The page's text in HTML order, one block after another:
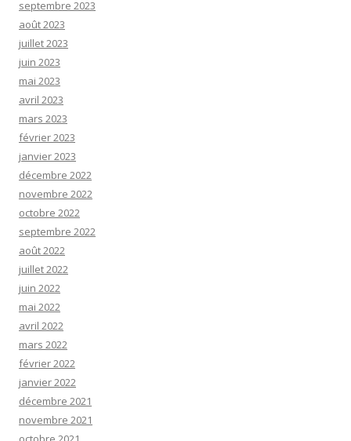
septembre 2023
août 2023
juillet 2023
juin 2023
mai 2023
avril 2023
mars 2023
février 2023
janvier 2023
décembre 2022
novembre 2022
octobre 2022
septembre 2022
août 2022
juillet 2022
juin 2022
mai 2022
avril 2022
mars 2022
février 2022
janvier 2022
décembre 2021
novembre 2021